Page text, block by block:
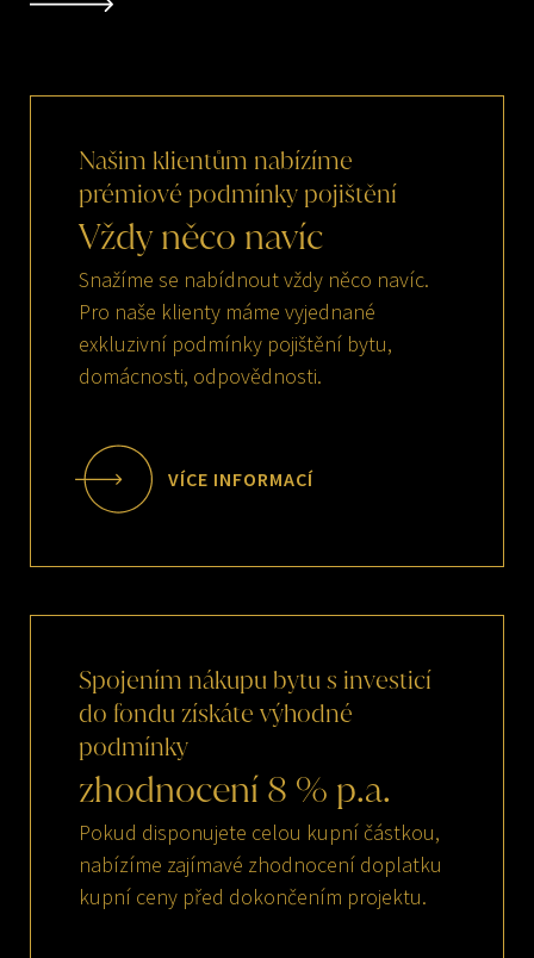
Našim klientům nabízíme
prémiové podmínky pojištění
Vždy něco navíc
Snažíme se nabídnout vždy něco navíc.
Pro naše klienty máme vyjednané
exkluzivní podmínky pojištění bytu,
domácnosti, odpovědnosti.
VÍCE INFORMACÍ
Spojením nákupu bytus investicí
do fonduzískáte výhodné
podmínky
zhodnocení 8 % p.a.
Pokud disponujete celou kupní částkou,
nabízíme zajímavé zhodnocení doplatku
kupní ceny před dokončením projektu.